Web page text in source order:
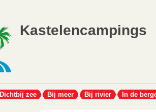
Kastelencampings
Dichtbij zee Bij meer Bij rivier In de